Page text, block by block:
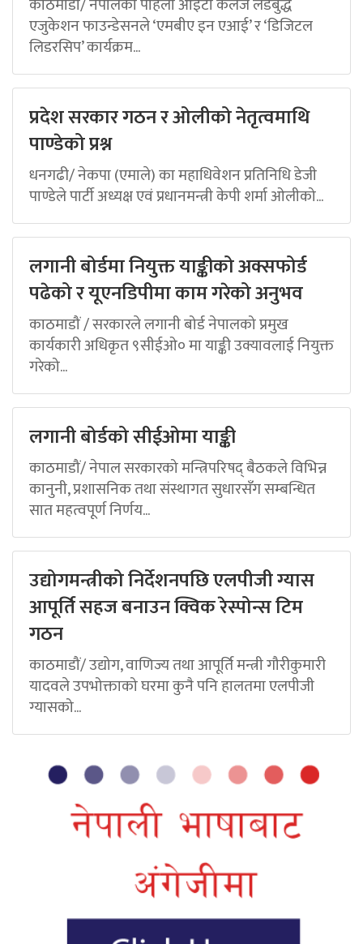
काठमाडौं/ नेपालको पहिलो आईटी कलेज लर्डबुद्ध
एजुकेशन फाउन्डेसनले ‘एमबीए इन एआई’ र ‘डिजिटल
लिडरसिप’ कार्यक्रम...
प्रदेश सरकार गठन र ओलीको नेतृत्वमाथि
पाण्डेको प्रश्न
धनगढी/ नेकपा (एमाले) का महाधिवेशन प्रतिनिधि डेजी
पाण्डेले पार्टी अध्यक्ष एवं प्रधानमन्त्री केपी शर्मा ओलीको...
लगानी बोर्डमा नियुक्त याङ्कीको अक्सफोर्ड
पढेको र यूएनडिपीमा काम गरेको अनुभव
काठमाडौं / सरकारले लगानी बोर्ड नेपालको प्रमुख
कार्यकारी अधिकृत ९सीईओ० मा याङ्की उक्यावलाई नियुक्त
गरेको...
लगानी बोर्डको सीईओमा याङ्की
काठमाडौं/ नेपाल सरकारको मन्त्रिपरिषद् बैठकले विभिन्न
कानुनी, प्रशासनिक तथा संस्थागत सुधारसँग सम्बन्धित
सात महत्वपूर्ण निर्णय...
उद्योगमन्त्रीको निर्देशनपछि एलपीजी ग्यास
आपूर्ति सहज बनाउन क्विक रेस्पोन्स टिम
गठन
काठमाडौं/ उद्योग, वाणिज्य तथा आपूर्ति मन्त्री गौरीकुमारी
यादवले उपभोक्ताको घरमा कुनै पनि हालतमा एलपीजी
ग्यासको...